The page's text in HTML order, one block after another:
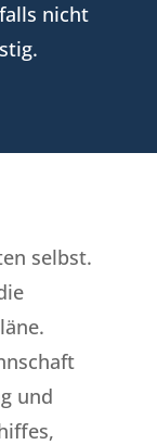
nicht
selbst.
und